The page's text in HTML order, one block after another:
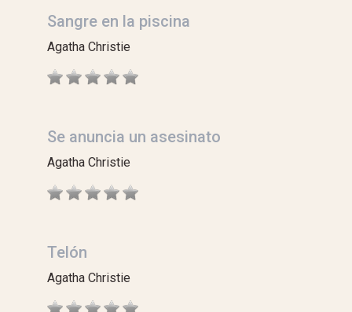
Sangre en la piscina
Agatha Christie
Se anuncia un asesinato
Agatha Christie
Telón
Agatha Christie